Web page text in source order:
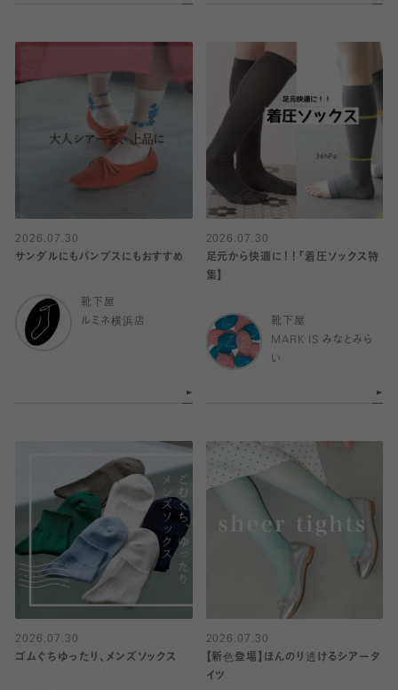
2026.07.30
サンダルにもパンプスにもおすすめ
靴下屋
ルミネ横浜店
2026.07.30
足元から快適に！！「着圧ソックス特
集】
靴下屋
MARK IS みなとみら
い
2026.07.30
ゴムぐちゆったり、メンズソックス
2026.07.30
【新色登場】ほんのり透けるシアータ
イツ